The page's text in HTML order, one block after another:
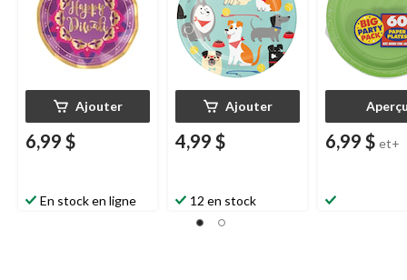
Ajouter
6,99 $
En stock en ligne
e
Ajouter
4,99 $
12 en stock
de diplômes
6,99 $ et+